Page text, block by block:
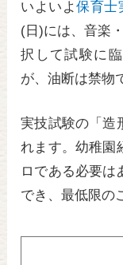
いよいよ保育士
(日)には、音楽
択して試験に
が、油断は禁物
実技試験の「造
れます。幼稚園
ロである必要は
でき、最低限の